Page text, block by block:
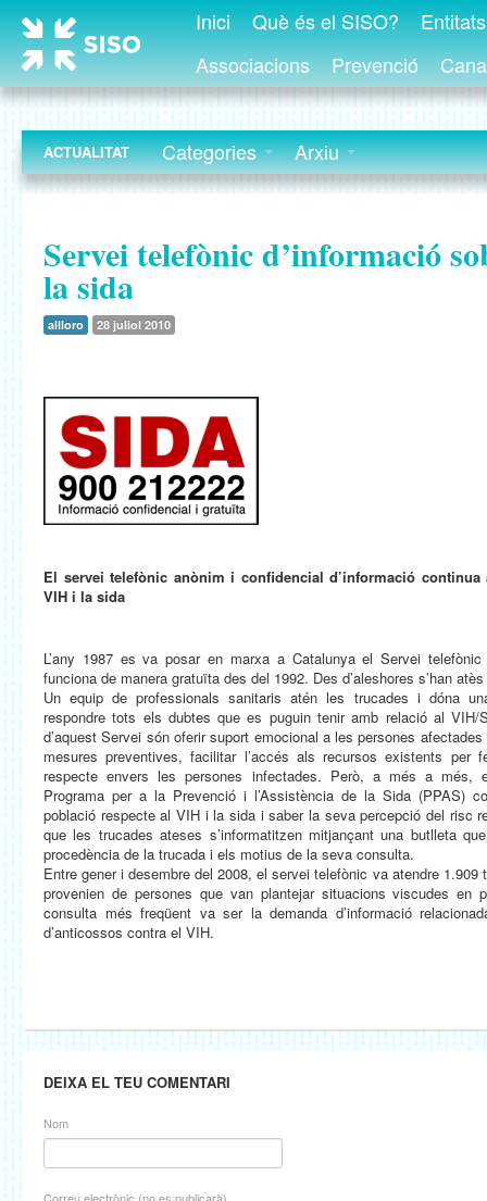
Inici Què és el SISO?
Associacions
Prevenció
ACTUALITAT Categories Arxiu
Servei telefònic d’informació
la sida
allloro 28 juliol 2010
El servei telefònic anònim i confidencial d’informació
VIH i la sida
L’any 1987 es va posar en marxa a Catalunya el Servei
funciona de manera gratuïta des del 1992. Des d’aleshores s’han
Un equip de professionals sanitaris atén les trucades i dóna
respondre tots els dubtes que es puguin tenir amb relació al VIH/
d’aquest Servei són oferir suport emocional a les persones
mesures preventives, facilitar l’accés als recursos existents
respecte envers les persones infectades. Però, a més a més,
Programa per a la Prevenció i l’Assistència de la Sida (PPAS)
població respecte al VIH i la sida i saber la seva percepció del risc
que les trucades ateses s’informatitzen mitjançant una butlleta
procedència de la trucada i els motius de la seva consulta.
Entre gener i desembre del 2008, el servei telefònic va atendre
provenien de persones que van plantejar situacions viscudes en
consulta més freqüent va ser la demanda d’informació
d’anticossos contra el VIH.
DEIXA EL TEU COMENTARI
Nom